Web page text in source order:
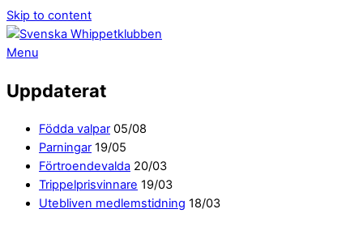
Skip to content
Menu
Uppdaterat
Födda valpar 05/08
Parningar 19/05
Förtroendevalda 20/03
Trippelprisvinnare 19/03
Utebliven medlemstidning 18/03